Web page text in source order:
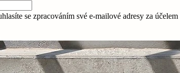
se zpracováním své e-mailové adresy za